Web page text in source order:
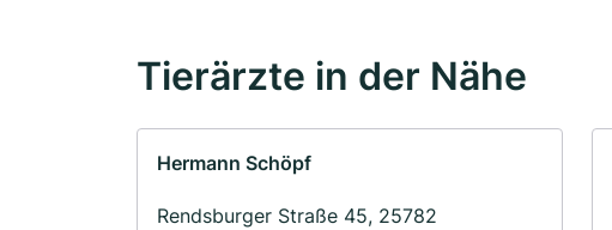
Tierärzte in der Nähe
Hermann Schöpf
Rendsburger Straße 45, 25782